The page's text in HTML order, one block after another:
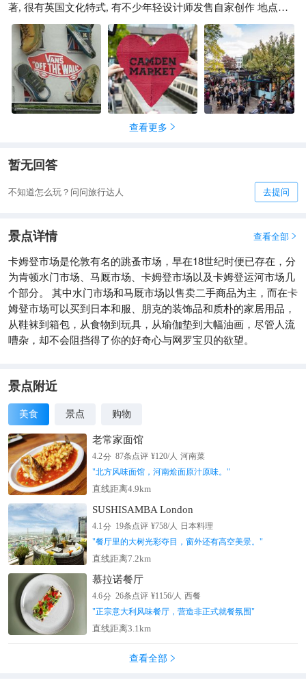
著, 很有英国文化特式, 有不少年轻设计师发售自家创作 地点方
便, 巴士TUBE 也到
查看更多 
暂无回答
不知道怎么玩？问问旅行达人 去提问
景点详情 查看全部 
卡姆登市场是伦敦有名的跳蚤市场，早在18世纪时便已存在，分
为肯顿水门市场、马厩市场、卡姆登市场以及卡姆登运河市场几
个部分。 其中水门市场和马厩市场以售卖二手商品为主，而在卡
姆登市场可以买到日本和服、朋克的装饰品和质朴的家居用品，
从鞋袜到箱包，从食物到玩具，从瑜伽垫到大幅油画，尽管人流
嘈杂，却不会阻挡得了你的好奇心与网罗宝贝的欲望。
景点附近
美食 景点 购物
老常家面馆
4.2分 87条点评 ¥120/人 河南菜
"北方风味面馆，河南烩面原汁原味。 "
直线距离4.9km
SUSHISAMBA London
4.1分 19条点评 ¥758/人 日本料理
"餐厅里的大树光彩夺目，窗外还有高空美景。 "
直线距离7.2km
慕拉诺餐厅
4.6分 26条点评 ¥1156/人 西餐
"正宗意大利风味餐厅，营造非正式就餐氛围"
直线距离3.1km
查看全部 